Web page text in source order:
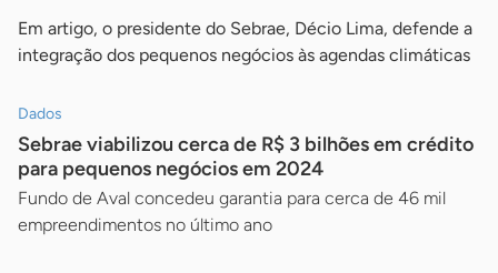
Em artigo, o presidente do Sebrae, Décio Lima, defende a
integração dos pequenos negócios às agendas climáticas
Dados
Sebrae viabilizou cerca de R$ 3 bilhões em crédito
para pequenos negócios em 2024
Fundo de Aval concedeu garantia para cerca de 46 mil
empreendimentos no último ano